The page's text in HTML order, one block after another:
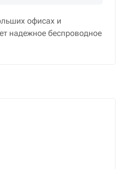
офисах и
надежное беспроводное